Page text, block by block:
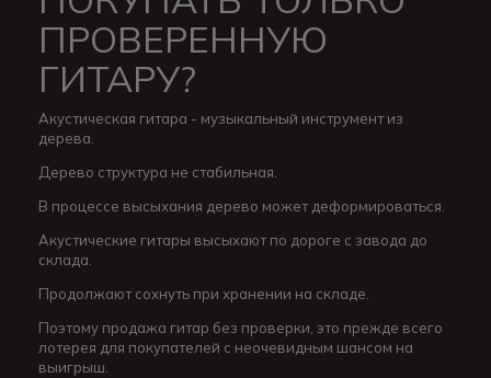
ПРОВЕРЕННУЮ
ГИТАРУ?
Акустическая гитара - музыкальный инструмент из
дерева.
Дерево структура не стабильная.
В процессе высыхания дерево может деформироваться.
Акустические гитары высыхают по дороге с завода до
склада.
Продолжают сохнуть при хранении на складе.
Поэтому продажа гитар без проверки, это прежде всего
лотерея для покупателей с неочевидным шансом на
выигрыш.